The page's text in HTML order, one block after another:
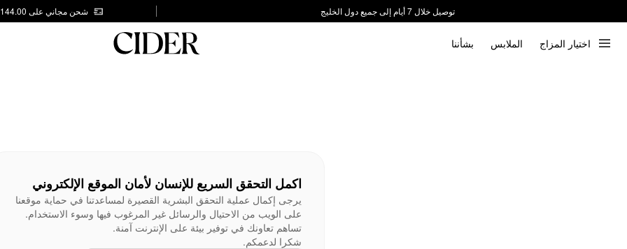
توصيل خلال 7 أيام إلى جميع دول الخليج
شحن مجاني على AED 144.00
اختيار المزاج الملابس بشأننا
اكمل التحقق السريع للإنسان لأمان الموقع الإلكتروني
يرجى إكمال عملية التحقق البشرية القصيرة لمساعدتنا في حماية موقعنا
على الويب من الاحتيال والرسائل غير المرغوب فيها وسوء الاستخدام.
تساهم تعاونك في توفير بيئة على الإنترنت آمنة.
شكرا لدعمكم.